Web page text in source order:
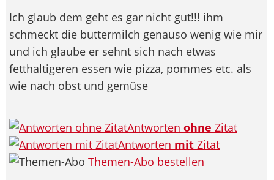
Ich glaub dem geht es gar nicht gut!!! ihm
schmeckt die buttermilch genauso wenig wie mir
und ich glaube er sehnt sich nach etwas
fetthaltigeren essen wie pizza, pommes etc. als
wie nach obst und gemüse
Antworten ohne Zitat
Antworten mit Zitat
Themen-Abo bestellen